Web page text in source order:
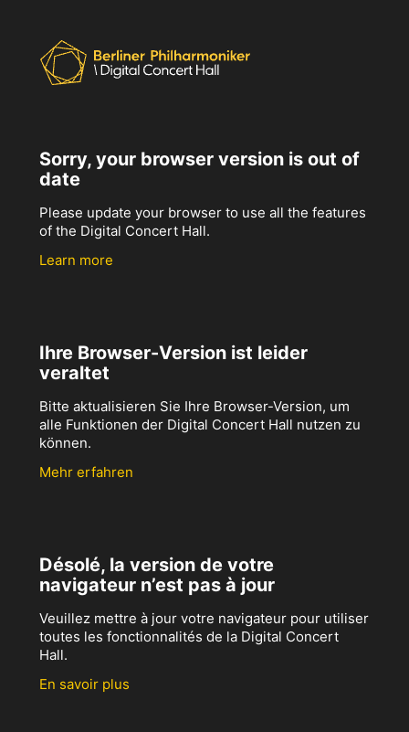
Sorry, your browser version is out of
date
Please update your browser to use all the features
of the Digital Concert Hall.
Learn more
Ihre Browser-Version ist leider
veraltet
Bitte aktualisieren Sie Ihre Browser-Version, um
alle Funktionen der Digital Concert Hall nutzen zu
können.
Mehr erfahren
Désolé, la version de votre
navigateur n’est pas à jour
Veuillez mettre à jour votre navigateur pour utiliser
toutes les fonctionnalités de la Digital Concert
Hall.
En savoir plus